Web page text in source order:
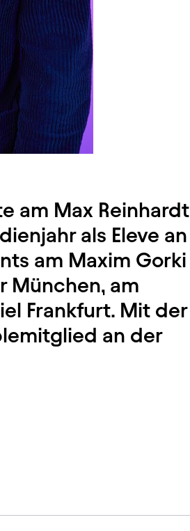
am Max Reinhardt
als Eleve an
am Maxim Gorki
München, am
Frankfurt. Mit der
an der